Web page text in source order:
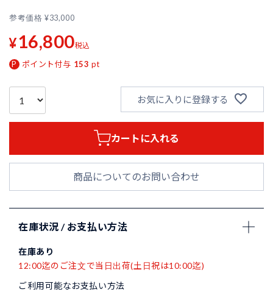
参考価格 ¥33,000
¥16,800税込
ポイント付与 153 pt
お気に入りに登録する
カートに入れる
商品についてのお問い合わせ
在庫状況 / お支払い方法
在庫あり
12:00迄のご注文で当日出荷(土日祝は10:00迄)
ご利用可能なお支払い方法